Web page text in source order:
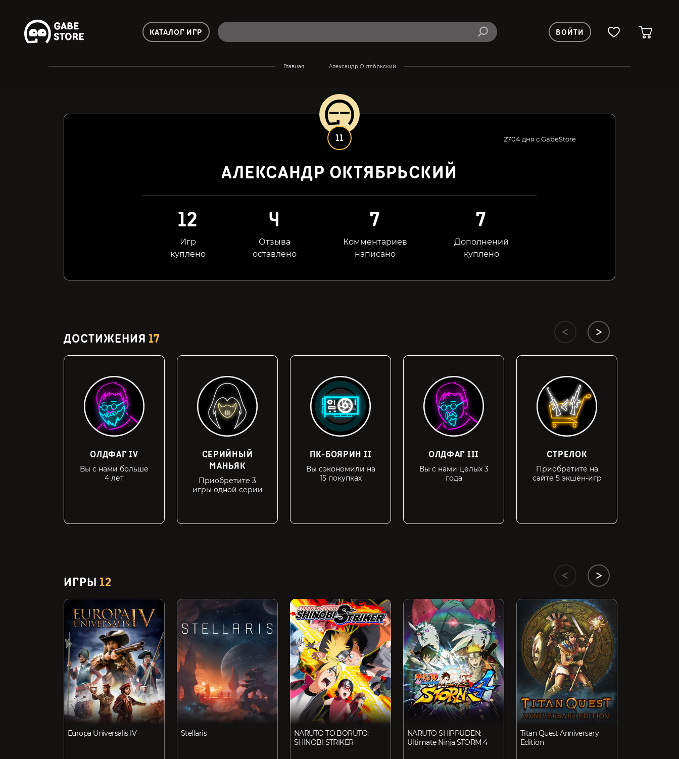
КАТАЛОГ ИГР ВОЙТИ
Главная Александр Октябрьский
11 2704 дня с GabeStore
АЛЕКСАНДР ОКТЯБРЬСКИЙ
12
Игр
куплено
4
Отзыва
оставлено
7
Комментариев
написано
7
Дополнений
куплено
ДОСТИЖЕНИЯ 17
ОЛДФАГ IV
Вы с нами больше
4 лет
СЕРИЙНЫЙ
МАНЬЯК
Приобретите 3
игры одной серии
ПК-БОЯРИН II
Вы сэкономили на
15 покупках
ОЛДФАГ III
Вы с нами целых 3
года
СТРЕЛОК
Приобретите на
сайте 5 экшен-игр
ИГРЫ 12
Europa Universalis IV Stellaris
NARUTO TO BORUTO:
SHINOBI STRIKER
NARUTO SHIPPUDEN:
Ultimate Ninja STORM 4
Titan Quest Anniversary
Edition